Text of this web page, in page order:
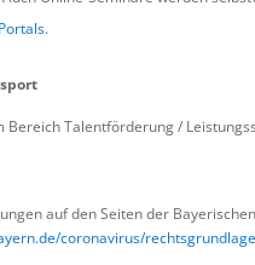
.
Bereich Talentförderung /
auf den Seiten der
coronavirus/